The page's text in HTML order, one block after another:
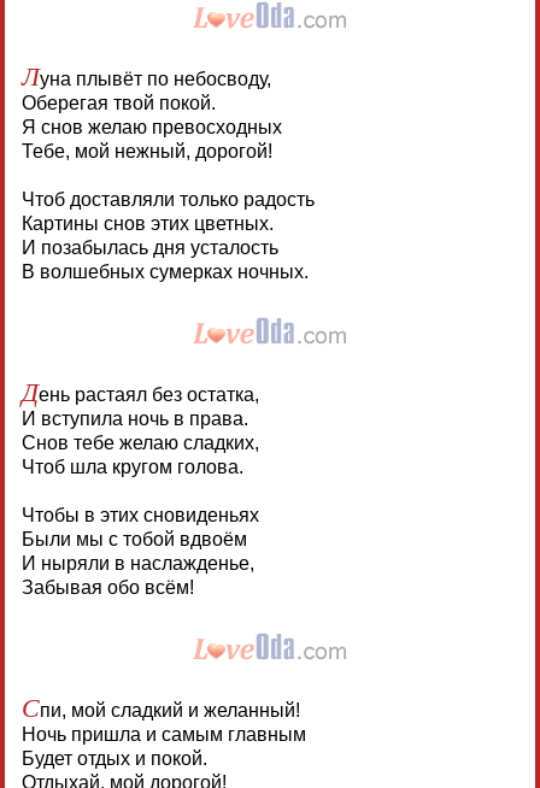
Луна плывёт по небосводу,
Оберегая твой покой.
Я снов желаю превосходных
Тебе, мой нежный, дорогой!
Чтоб доставляли только радость
Картины снов этих цветных.
И позабылась дня усталость
В волшебных сумерках ночных.
День растаял без остатка,
И вступила ночь в права.
Снов тебе желаю сладких,
Чтоб шла кругом голова.
Чтобы в этих сновиденьях
Были мы с тобой вдвоём
И ныряли в наслажденье,
Забывая обо всём!
Спи, мой сладкий и желанный!
Ночь пришла и самым главным
Будет отдых и покой.
Отдыхай, мой дорогой!